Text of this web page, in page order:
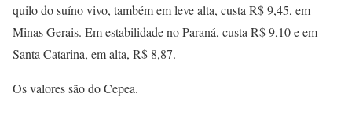
quilo do suíno vivo, também em leve alta, custa R$ 9,45, em
Minas Gerais. Em estabilidade no Paraná, custa R$ 9,10 e em
Santa Catarina, em alta, R$ 8,87.
Os valores são do Cepea.